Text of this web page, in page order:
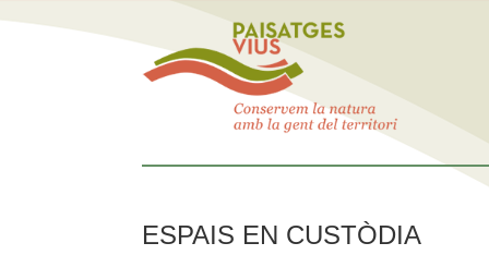
ESPAIS EN CUSTÒDIA